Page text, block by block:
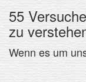
55
zu
Wenn es um